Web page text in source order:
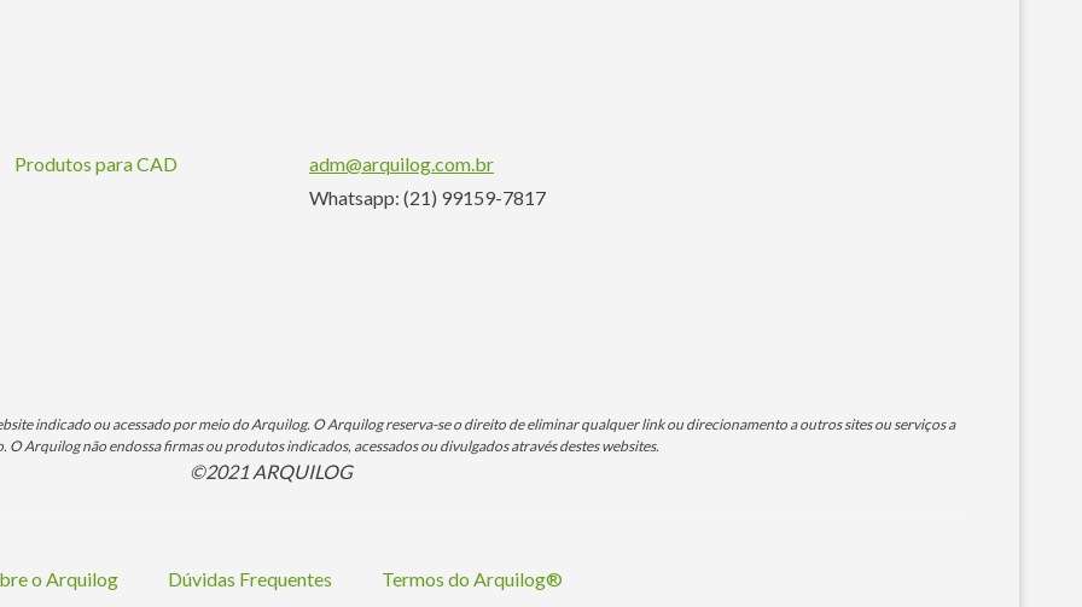
Produtos para CAD
adm@arquilog.com.br
Whatsapp: (21) 99159-7817
indicado ou acessado por meio do Arquilog. O Arquilog reserva-se o direito de eliminar qualquer link ou direcionamento a outros sites ou serviços a
O Arquilog não endossa firmas ou produtos indicados, acessados ou divulgados através destes websites.
©2021 ARQUILOG
o Arquilog Dúvidas Frequentes Termos do Arquilog®